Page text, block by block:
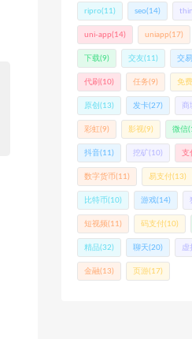
ripro(11) seo(14)
uni-app(14) uniapp(17)
下载(9) 交友(11) 交
代刷 (10) 任务(9) 免费
原创 (13) 发卡(27) 商
彩虹(9) 影视(9) 微信
抖音(11) 挖矿(10) 支
数字货币(11) 易支付(13)
比特币(10) 游戏(14)
短视频(11) 码支付(10)
精品(32) 聊天(20) 虚
金融(13) 页游(17)